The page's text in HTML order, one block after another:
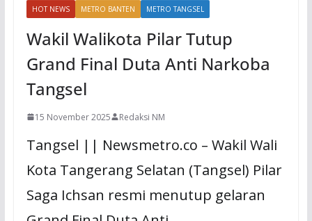
HOT NEWS METRO BANTEN METRO TANGSEL
Wakil Walikota Pilar Tutup
Grand Final Duta Anti Narkoba
Tangsel
15 November 2025 Redaksi NM
Tangsel || Newsmetro.co – Wakil Wali
Kota Tangerang Selatan (Tangsel) Pilar
Saga Ichsan resmi menutup gelaran